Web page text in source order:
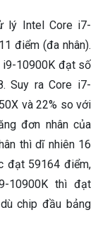
lý Intel Core i7-
điểm (đa nhân).
i9-10900K đạt số
Suy ra Core i7-
và 22% so với
đơn nhân của
thì dĩ nhiên 16
đạt 59164 điểm,
10900K thì đạt
chip đầu bảng